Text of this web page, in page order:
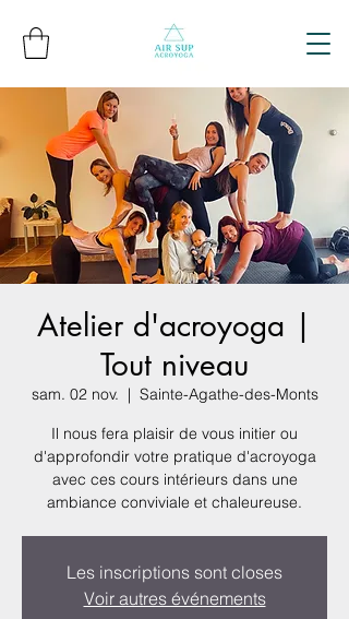
Atelier d'acroyoga |
Tout niveau
sam. 02 nov.
  |
Sainte-Agathe-des-Monts
Il nous fera plaisir de vous initier ou
d'approfondir votre pratique d'acroyoga
avec ces cours intérieurs dans une
ambiance conviviale et chaleureuse.
Les inscriptions sont closes
Voir autres événements